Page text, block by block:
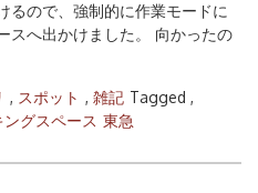
るので、強制的に作業モードに
スへ出かけました。 向かったの
, スポット , 雑記 Tagged ,
ングスペース 東急